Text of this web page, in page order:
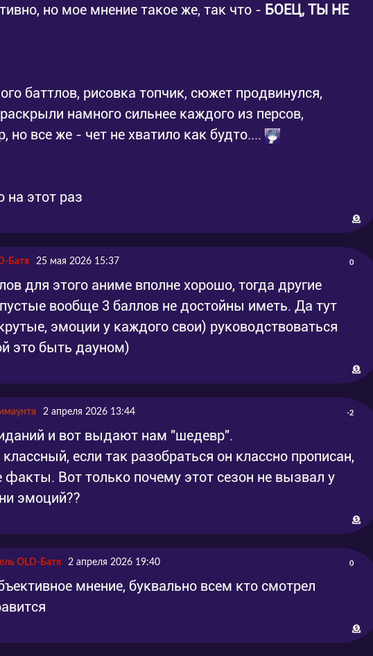
но мое мнение такое же, так что - БОЕЦ, ТЫ НЕ
баттлов, рисовка топчик, сюжет продвинулся,
намного сильнее каждого из персов,
но все же - чет не хватило как будто....
на этот раз
Батя 25 мая 2026 15:37 0
для этого аниме вполне хорошо, тогда другие
вообще 3 баллов не достойны иметь. Да тут
эмоции у каждого свои) руководствоваться
это быть дауном)
2 апреля 2026 13:44 -2
и вот выдают нам "шедевр".
если так разобраться он классно прописан,
факты. Вот только почему этот сезон не вызвал у
эмоций??
OLD-Батя 2 апреля 2026 19:40 0
мнение, буквально всем кто смотрел